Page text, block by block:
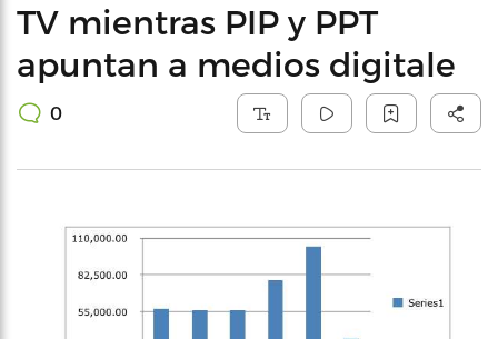
TV mientras PIP y PPT
apuntan a medios digitale
0